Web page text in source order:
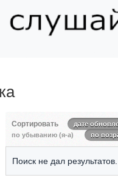
Сортировать
дате
по убыванию (я-а)
по
Поиск не дал результатов.